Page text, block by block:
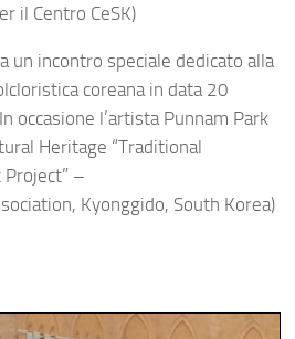
il Centro CeSK)
un incontro speciale dedicato alla
coreana in data 20
occasione l’artista Punnam Park
Heritage “Traditional
–
Kyonggido, South Korea)